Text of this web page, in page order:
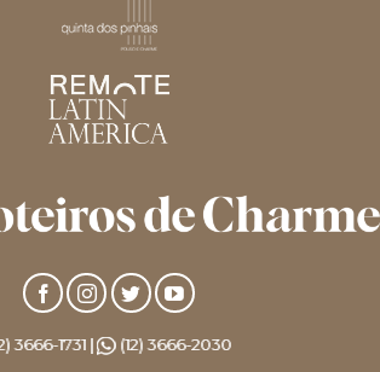
3666-1731 |
(12) 3666-2030